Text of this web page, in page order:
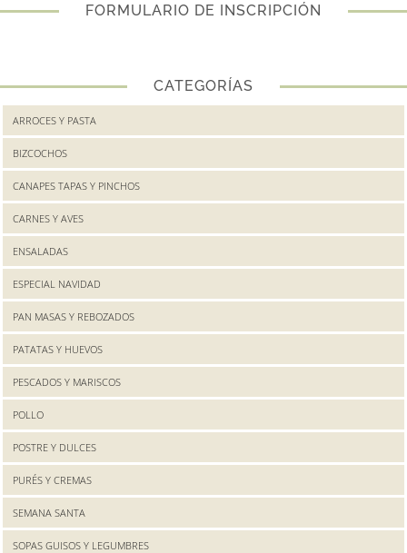
FORMULARIO DE INSCRIPCIÓN
CATEGORÍAS
ARROCES Y PASTA
BIZCOCHOS
CANAPES TAPAS Y PINCHOS
CARNES Y AVES
ENSALADAS
ESPECIAL NAVIDAD
PAN MASAS Y REBOZADOS
PATATAS Y HUEVOS
PESCADOS Y MARISCOS
POLLO
POSTRE Y DULCES
PURÉS Y CREMAS
SEMANA SANTA
SOPAS GUISOS Y LEGUMBRES